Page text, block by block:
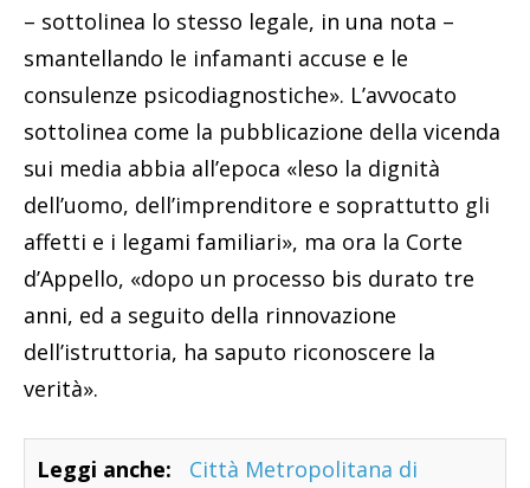
– sottolinea lo stesso legale, in una nota –
smantellando le infamanti accuse e le
consulenze psicodiagnostiche». L’avvocato
sottolinea come la pubblicazione della vicenda
sui media abbia all’epoca «leso la dignità
dell’uomo, dell’imprenditore e soprattutto gli
affetti e i legami familiari», ma ora la Corte
d’Appello, «dopo un processo bis durato tre
anni, ed a seguito della rinnovazione
dell’istruttoria, ha saputo riconoscere la
verità».
Leggi anche:
Città Metropolitana di